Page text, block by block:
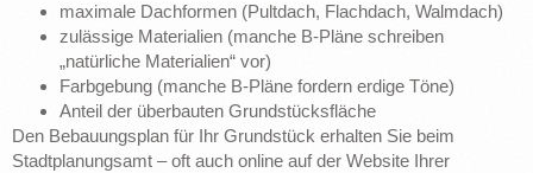
maximale Dachformen (Pultdach, Flachdach, Walmdach)
zulässige Materialien (manche B-Pläne schreiben
„natürliche Materialien“ vor)
Farbgebung (manche B-Pläne fordern erdige Töne)
Anteil der überbauten Grundstücksfläche
Den Bebauungsplan für Ihr Grundstück erhalten Sie beim
Stadtplanungsamt – oft auch online auf der Website Ihrer